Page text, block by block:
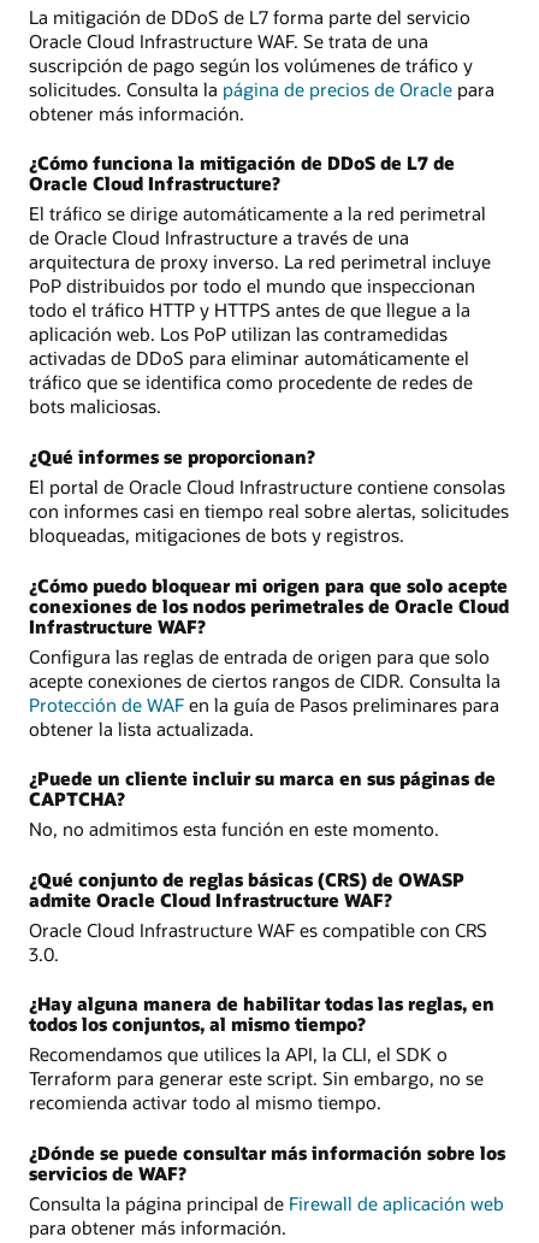
La mitigación de DDoS de L7 forma parte del servicio
Oracle Cloud Infrastructure WAF. Se trata de una
suscripción de pago según los volúmenes de tráfico y
solicitudes. Consulta la página de precios de Oracle para
obtener más información.
¿Cómo funciona la mitigación de DDoS de L7 de
Oracle Cloud Infrastructure?
El tráfico se dirige automáticamente a la red perimetral
de Oracle Cloud Infrastructure a través de una
arquitectura de proxy inverso. La red perimetral incluye
PoP distribuidos por todo el mundo que inspeccionan
todo el tráfico HTTP y HTTPS antes de que llegue a la
aplicación web. Los PoP utilizan las contramedidas
activadas de DDoS para eliminar automáticamente el
tráfico que se identifica como procedente de redes de
bots maliciosas.
¿Qué informes se proporcionan?
El portal de Oracle Cloud Infrastructure contiene consolas
con informes casi en tiempo real sobre alertas, solicitudes
bloqueadas, mitigaciones de bots y registros.
¿Cómo puedo bloquear mi origen para que solo acepte
conexiones de los nodos perimetrales de Oracle Cloud
Infrastructure WAF?
Configura las reglas de entrada de origen para que solo
acepte conexiones de ciertos rangos de CIDR. Consulta la
Protección de WAF en la guía de Pasos preliminares para
obtener la lista actualizada.
¿Puede un cliente incluir su marca en sus páginas de
CAPTCHA?
No, no admitimos esta función en este momento.
¿Qué conjunto de reglas básicas (CRS) de OWASP
admite Oracle Cloud Infrastructure WAF?
Oracle Cloud Infrastructure WAF es compatible con CRS
3.0.
¿Hay alguna manera de habilitar todas las reglas, en
todos los conjuntos, al mismo tiempo?
Recomendamos que utilices la API, la CLI, el SDK o
Terraform para generar este script. Sin embargo, no se
recomienda activar todo al mismo tiempo.
¿Dónde se puede consultar más información sobre los
servicios de WAF?
Consulta la página principal de Firewall de aplicación web
para obtener más información.